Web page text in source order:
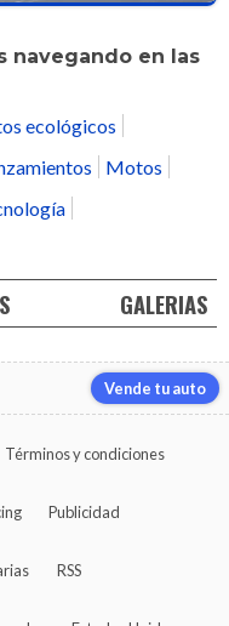
navegando en las
ecológicos
Motos
GALERIAS
Vende tu auto
Términos y condiciones
Publicidad
RSS